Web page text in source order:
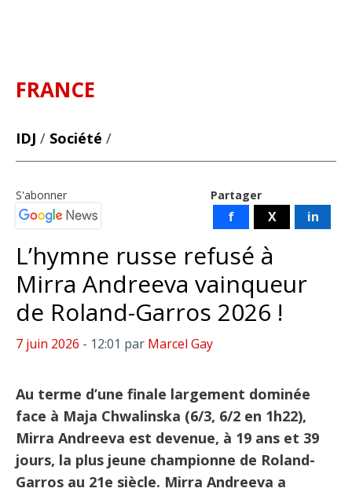
FRANCE
IDJ / Société /
Partager
f X in
S'abonner
L’hymne russe refusé à
Mirra Andreeva vainqueur
de Roland-Garros 2026 !
7 juin 2026 - 12:01 par Marcel Gay
Au terme d’une finale largement dominée
face à Maja Chwalinska (6/3, 6/2 en 1h22),
Mirra Andreeva est devenue, à 19 ans et 39
jours, la plus jeune championne de Roland-
Garros au 21e siècle. Mirra Andreeva a